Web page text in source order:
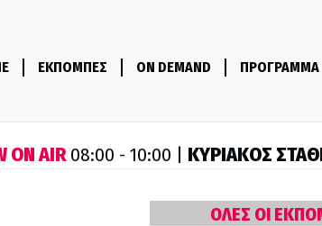
ΕΚΠΟΜΠΕΣ ON DEMAND ΠΡΟΓΡΑΜΜΑ
ON AIR08:00 - 10:00 | ΚΥΡΙΑΚΟΣ
ΟΛΕΣ ΟΙ